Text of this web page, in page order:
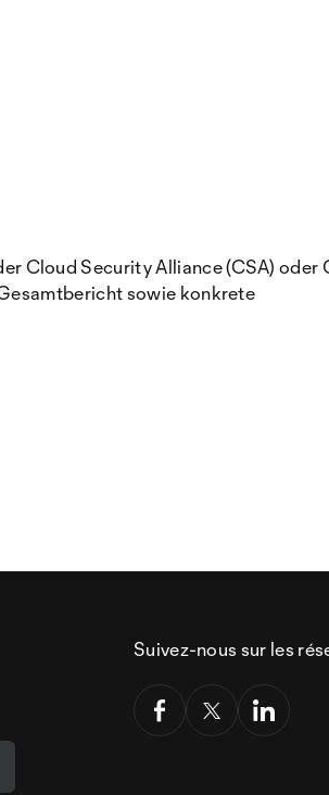
Cloud Security Alliance (CSA) oder
sowie konkrete
Suivez-nous sur les